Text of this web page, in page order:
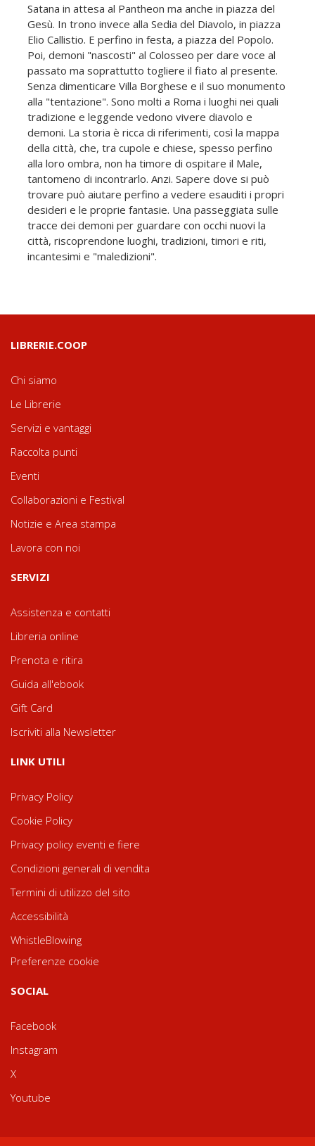
Satana in attesa al Pantheon ma anche in piazza del
Gesù. In trono invece alla Sedia del Diavolo, in piazza
Elio Callistio. E perfino in festa, a piazza del Popolo.
Poi, demoni "nascosti" al Colosseo per dare voce al
passato ma soprattutto togliere il fiato al presente.
Senza dimenticare Villa Borghese e il suo monumento
alla "tentazione". Sono molti a Roma i luoghi nei quali
tradizione e leggende vedono vivere diavolo e
demoni. La storia è ricca di riferimenti, così la mappa
della città, che, tra cupole e chiese, spesso perfino
alla loro ombra, non ha timore di ospitare il Male,
tantomeno di incontrarlo. Anzi. Sapere dove si può
trovare può aiutare perfino a vedere esauditi i propri
desideri e le proprie fantasie. Una passeggiata sulle
tracce dei demoni per guardare con occhi nuovi la
città, riscoprendone luoghi, tradizioni, timori e riti,
incantesimi e "maledizioni".
LIBRERIE.COOP
Chi siamo
Le Librerie
Servizi e vantaggi
Raccolta punti
Eventi
Collaborazioni e Festival
Notizie e Area stampa
Lavora con noi
SERVIZI
Assistenza e contatti
Libreria online
Prenota e ritira
Guida all'ebook
Gift Card
Iscriviti alla Newsletter
LINK UTILI
Privacy Policy
Cookie Policy
Privacy policy eventi e fiere
Condizioni generali di vendita
Termini di utilizzo del sito
Accessibilità
WhistleBlowing
Preferenze cookie
SOCIAL
Facebook
Instagram
X
Youtube